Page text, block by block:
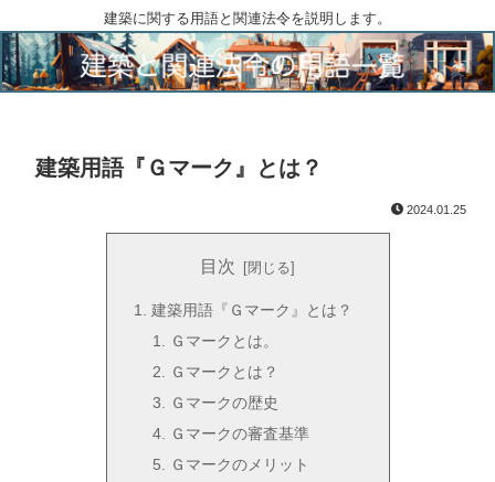
建築に関する用語と関連法令を説明します。
建築用語『Ｇマーク』とは？
2024.01.25
目次
建築用語『Ｇマーク』とは？
Ｇマークとは。
Ｇマークとは？
Ｇマークの歴史
Ｇマークの審査基準
Ｇマークのメリット